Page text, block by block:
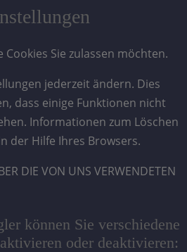
Cookies Sie zulassen möchten.
jederzeit ändern. Dies
dass einige Funktionen nicht
Informationen zum Löschen
der Hilfe Ihres Browsers.
DIE VON UNS VERWENDETEN
können Sie verschiedene
oder deaktivieren: